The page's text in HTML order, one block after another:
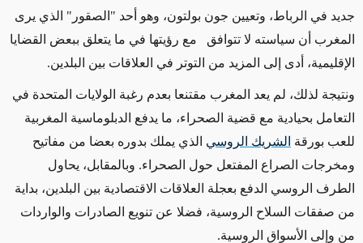
جديد في الرباط، وتعيين جون بولتون، وهو أحد "الصقور" الذي يرى
المغرب أن سياسته لا تتوافق مع رؤيتها في ما يتعلق ببعض القضايا
الإقليمية، أدى إلى المزيد من التوتر في العلاقات بين البلدين.
ونتيجة لذلك، لم يعد المغرب مقتنعا بعدم رغبة الولايات المتحدة في
التعامل بحيادية مع قضية الصحراء، ما يدفع الدبلوماسية المغربية
للعب بورقة الشريك الروسي الذي يملك بدوره بعضا من مفاتيح
ومخرجات الصراع المفتعل حول الصحراء. وبالمقابل، يحاول
الطرف الروسي الدفع بعجلة العلاقات الاقتصادية بين البلدين، بداية
من صفقات السلاح الروسية، فضلا عن تنويع الصادرات والواردات
من وإلى الأسواق الروسية.